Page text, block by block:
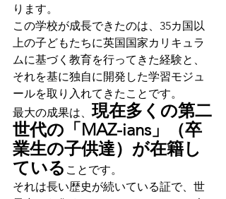
ります。
この学校が成長できたのは、35カ国以
上の子どもたちに英国国家カリキュラ
ムに基づく教育を行ってきた経験と、
それを基に独自に開発した学習モジュ
ールを取り入れてきたことです。
最大の成果は、現在多くの第二
世代の「MAZ-ians」（卒
業生の子供達）が在籍し
ている ことです。
それは長い歴史が続いている証で、世